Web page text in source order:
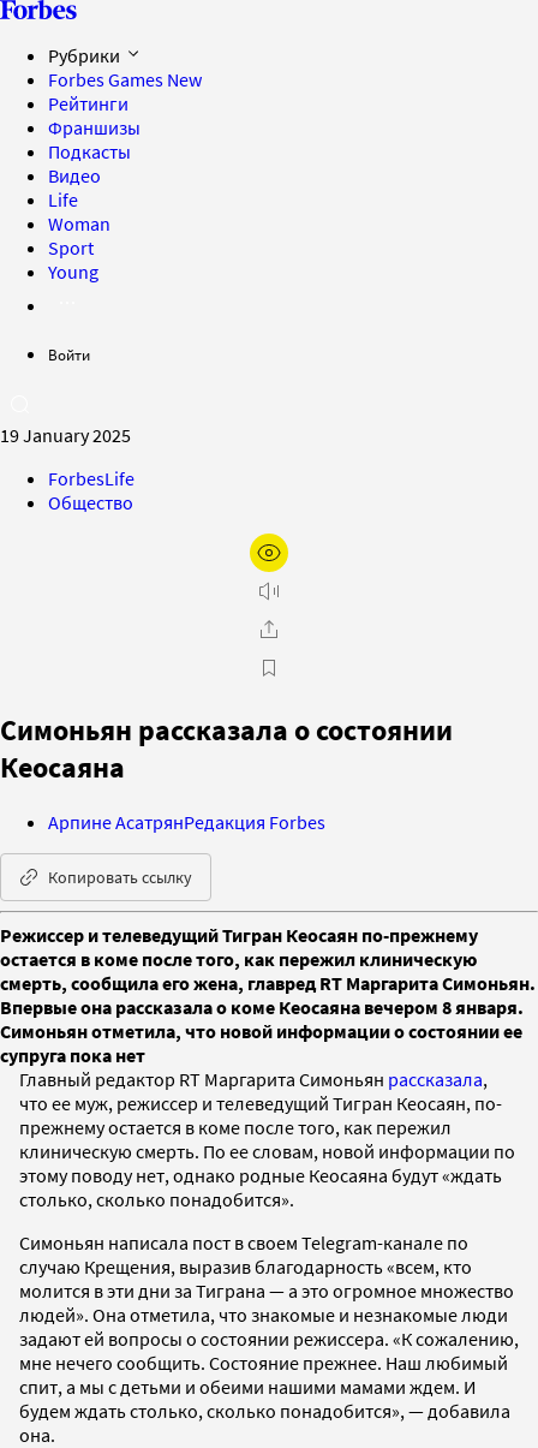
Рубрики
Forbes Games New
Рейтинги
Франшизы
Подкасты
Видео
Life
Woman
Sport
Young
Войти
19 January 2025
ForbesLife
Общество
Симоньян рассказала о состоянии
Кеосаяна
Арпине АсатрянРедакция Forbes
Копировать ссылку
Режиссер и телеведущий Тигран Кеосаян по-прежнему
остается в коме после того, как пережил клиническую
смерть, сообщила его жена, главред RT Маргарита Симоньян.
Впервые она рассказала о коме Кеосаяна вечером 8 января.
Симоньян отметила, что новой информации о состоянии ее
супруга пока нет
Главный редактор RT Маргарита Симоньян рассказала,
что ее муж, режиссер и телеведущий Тигран Кеосаян, по-
прежнему остается в коме после того, как пережил
клиническую смерть. По ее словам, новой информации по
этому поводу нет, однако родные Кеосаяна будут «ждать
столько, сколько понадобится».
Симоньян написала пост в своем Telegram-канале по
случаю Крещения, выразив благодарность «всем, кто
молится в эти дни за Тиграна — а это огромное множество
людей». Она отметила, что знакомые и незнакомые люди
задают ей вопросы о состоянии режиссера. «К сожалению,
мне нечего сообщить. Состояние прежнее. Наш любимый
спит, а мы с детьми и обеими нашими мамами ждем. И
будем ждать столько, сколько понадобится», — добавила
она.